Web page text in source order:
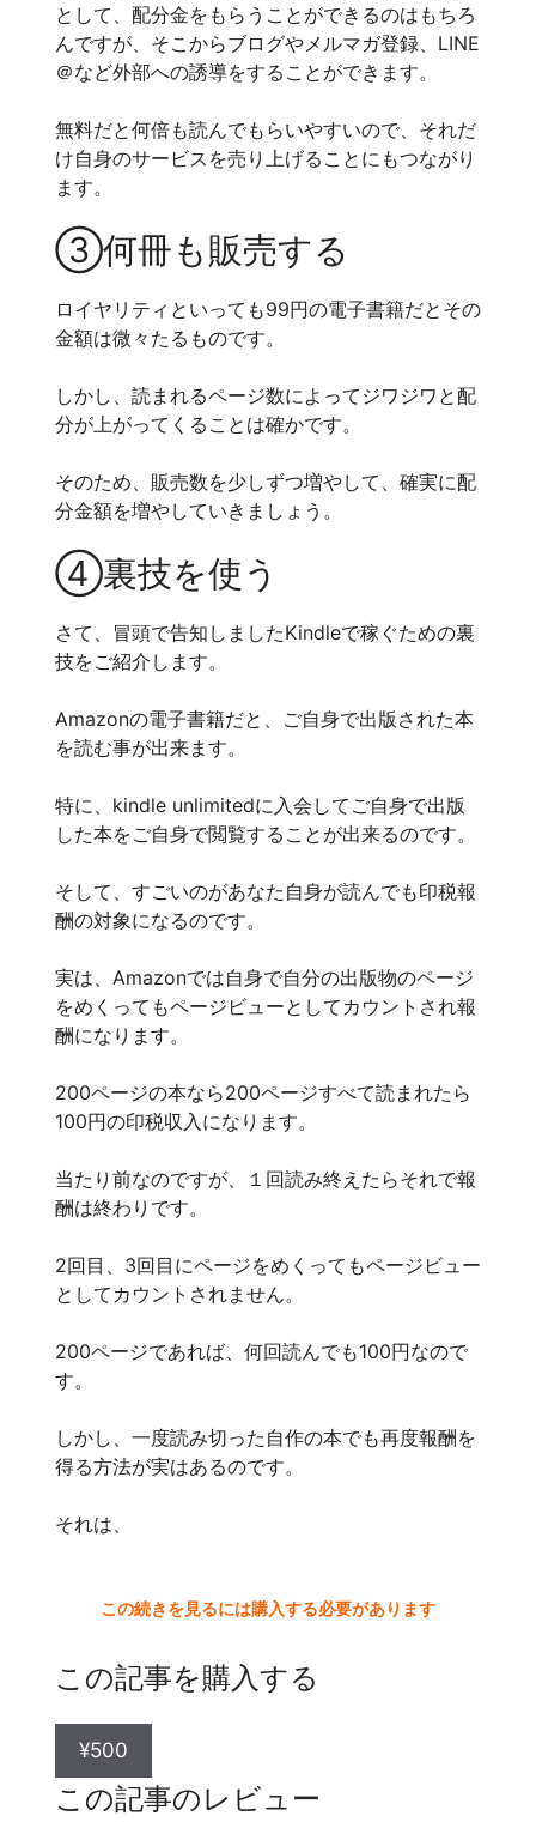
として、配分金をもらうことができるのはもちろ
んですが、そこからブログやメルマガ登録、LINE
＠など外部への誘導をすることができます。
無料だと何倍も読んでもらいやすいので、それだ
け自身のサービスを売り上げることにもつながり
ます。
③何冊も販売する
ロイヤリティといっても99円の電子書籍だとその
金額は微々たるものです。
しかし、読まれるページ数によってジワジワと配
分が上がってくることは確かです。
そのため、販売数を少しずつ増やして、確実に配
分金額を増やしていきましょう。
④裏技を使う
さて、冒頭で告知しましたKindleで稼ぐための裏
技をご紹介します。
Amazonの電子書籍だと、ご自身で出版された本
を読む事が出来ます。
特に、kindle unlimitedに入会してご自身で出版
した本をご自身で閲覧することが出来るのです。
そして、すごいのがあなた自身が読んでも印税報
酬の対象になるのです。
実は、Amazonでは自身で自分の出版物のページ
をめくってもページビューとしてカウントされ報
酬になります。
200ページの本なら200ページすべて読まれたら
100円の印税収入になります。
当たり前なのですが、１回読み終えたらそれで報
酬は終わりです。
2回目、3回目にページをめくってもページビュー
としてカウントされません。
200ページであれば、何回読んでも100円なので
す。
しかし、一度読み切った自作の本でも再度報酬を
得る方法が実はあるのです。
それは、
この続きを見るには購入する必要があります
この記事を購入する
¥500
この記事のレビュー